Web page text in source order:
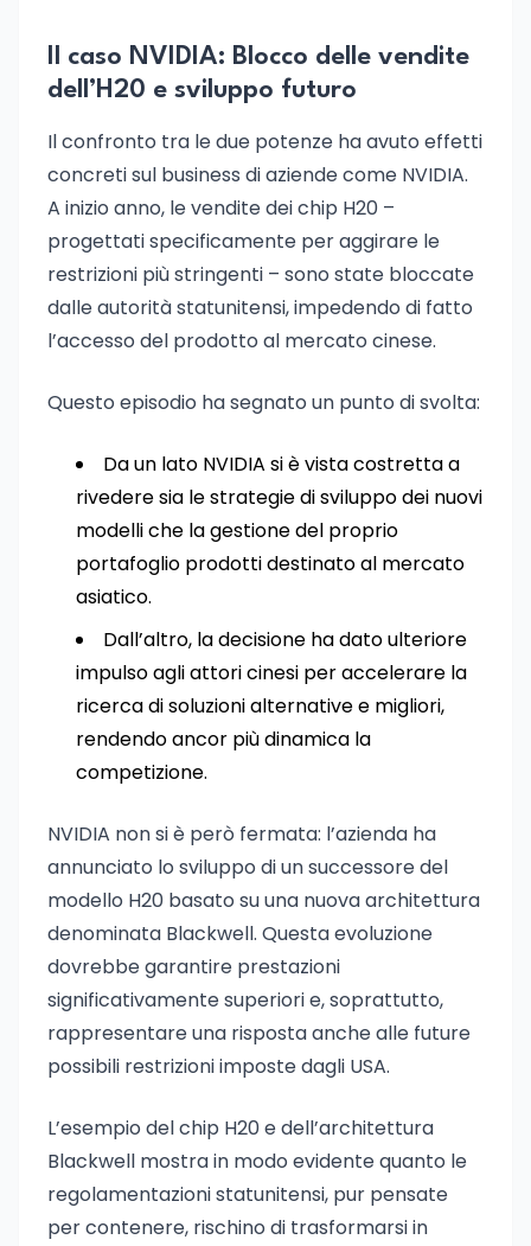
Il caso NVIDIA: Blocco delle vendite
dell’H20 e sviluppo futuro
Il confronto tra le due potenze ha avuto effetti
concreti sul business di aziende come NVIDIA.
A inizio anno, le vendite dei chip H20 –
progettati specificamente per aggirare le
restrizioni più stringenti – sono state bloccate
dalle autorità statunitensi, impedendo di fatto
l’accesso del prodotto al mercato cinese.
Questo episodio ha segnato un punto di svolta:
Da un lato NVIDIA si è vista costretta a
rivedere sia le strategie di sviluppo dei nuovi
modelli che la gestione del proprio
portafoglio prodotti destinato al mercato
asiatico.
Dall’altro, la decisione ha dato ulteriore
impulso agli attori cinesi per accelerare la
ricerca di soluzioni alternative e migliori,
rendendo ancor più dinamica la
competizione.
NVIDIA non si è però fermata: l’azienda ha
annunciato lo sviluppo di un successore del
modello H20 basato su una nuova architettura
denominata Blackwell. Questa evoluzione
dovrebbe garantire prestazioni
significativamente superiori e, soprattutto,
rappresentare una risposta anche alle future
possibili restrizioni imposte dagli USA.
L’esempio del chip H20 e dell’architettura
Blackwell mostra in modo evidente quanto le
regolamentazioni statunitensi, pur pensate
per contenere, rischino di trasformarsi in